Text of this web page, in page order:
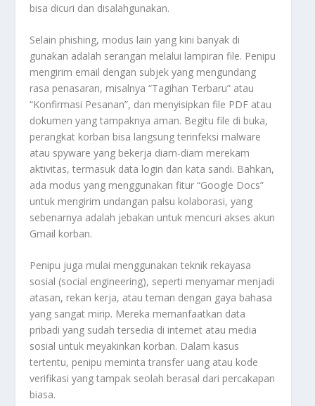
bisa dicuri dan disalahgunakan.
Selain phishing, modus lain yang kini banyak di
gunakan adalah serangan melalui lampiran file. Penipu
mengirim email dengan subjek yang mengundang
rasa penasaran, misalnya “Tagihan Terbaru” atau
“Konfirmasi Pesanan”, dan menyisipkan file PDF atau
dokumen yang tampaknya aman. Begitu file di buka,
perangkat korban bisa langsung terinfeksi malware
atau spyware yang bekerja diam-diam merekam
aktivitas, termasuk data login dan kata sandi. Bahkan,
ada modus yang menggunakan fitur “Google Docs”
untuk mengirim undangan palsu kolaborasi, yang
sebenarnya adalah jebakan untuk mencuri akses akun
Gmail korban.
Penipu juga mulai menggunakan teknik rekayasa
sosial (social engineering), seperti menyamar menjadi
atasan, rekan kerja, atau teman dengan gaya bahasa
yang sangat mirip. Mereka memanfaatkan data
pribadi yang sudah tersedia di internet atau media
sosial untuk meyakinkan korban. Dalam kasus
tertentu, penipu meminta transfer uang atau kode
verifikasi yang tampak seolah berasal dari percakapan
biasa.